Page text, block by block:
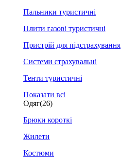
Пальники туристичні
Плити газові туристичні
Пристрій для підстрахування
Системи страхувальні
Тенти туристичні
Показати всі
Одяг(26)
Брюки короткі
Жилети
Костюми